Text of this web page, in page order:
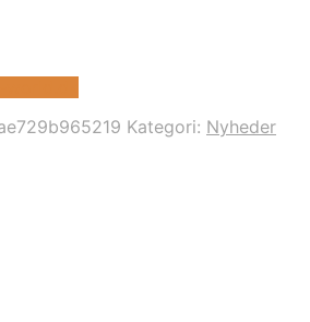
Kategori: Nyheder